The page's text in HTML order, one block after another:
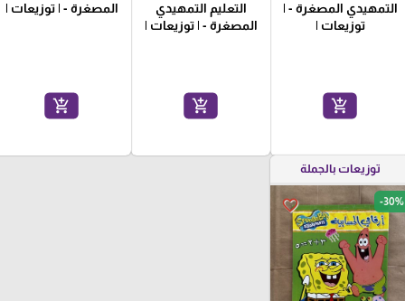
التمهيدي المصغرة - |
توزيعات |
add_shopping_cart
التعليم التمهيدي
المصغرة - | توزيعات |
add_shopping_cart
المصغرة - | توزيعات |
add_shopping_cart
توزيعات بالجملة
favorite_border -30%